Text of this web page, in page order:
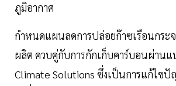
ภูมิอากาศ
กำหนดแผนลดการปล่อยก๊าซเรือนกระ
ผลิต ควบคู่กับการกักเก็บคาร์บอนผ่านแ
Climate Solutions ซึ่งเป็นการแก้ไขปั